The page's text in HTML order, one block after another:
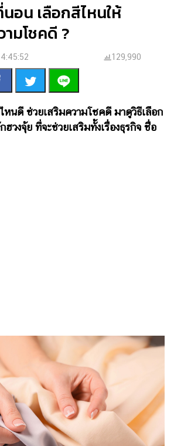
อน เลือกสีไหนให้
มโชคดี ?
129,990
ช่วยเสริมความโชคดี มาดูวิธีเลือก
วงจุ้ย ที่จะช่วยเสริมทั้งเรื่องธุรกิจ ชื่อ